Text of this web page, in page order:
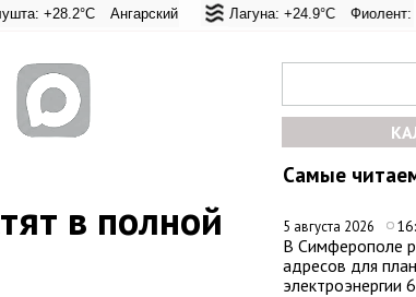
Адмиральская Лагуна: +24.9°C Фиолент: +25.6°C
Ангарский перевал: +20.8°C Евпатория: +22.1°C
Самые
5 августа 2026
В Симферополе
адресов для
электроэнергии
в полной